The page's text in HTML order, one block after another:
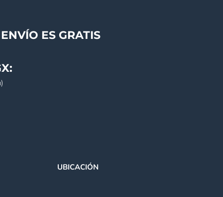
ES GRATIS
UBICACIÓN